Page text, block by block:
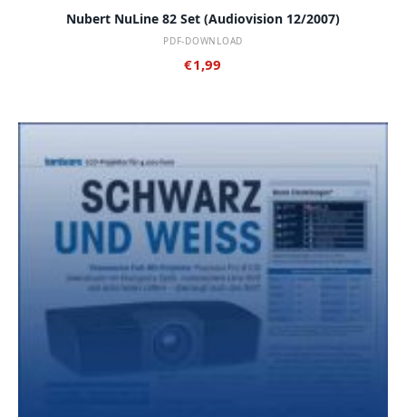
Nubert NuLine 82 Set (audiovision 12/2007)
PDF-DOWNLOAD
€1,99